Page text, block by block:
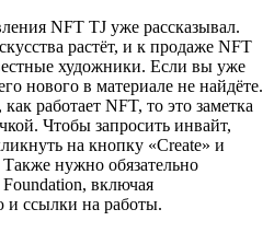
NFT TJ уже рассказывал.
растёт, и к продаже NFT
художники. Если вы уже
нового в материале не найдёте.
работает NFT, то это заметка
Чтобы запросить инвайт,
на кнопку «Create» и
нужно обязательно
включая
ссылки на работы.